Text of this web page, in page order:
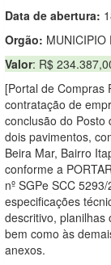
Data de abertura:
Orgão: MUNICIPIO
Valor: R$
[Portal de Compras
contratação de
conclusão do Posto
dois pavimentos,
Beira Mar, Bairro
conforme a
nº SGPe SCC
especificações
descritivo, planilhas
bem como às
anexos.